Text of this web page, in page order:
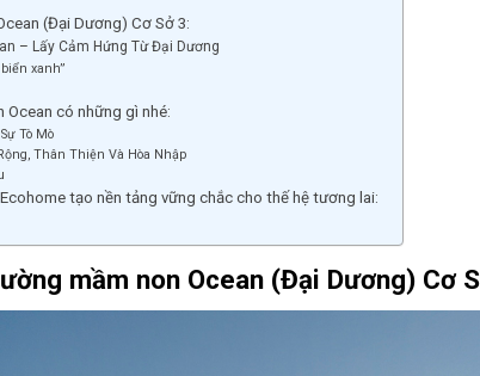
(Đại Dương) Cơ Sở 3:
– Lấy Cảm Hứng Từ Đại Dương
xanh”
có những gì nhé:
Tò Mò
Thân Thiện Và Hòa Nhập
tạo nền tảng vững chắc cho thế hệ tương lai:
mầm non Ocean (Đại Dương) Cơ